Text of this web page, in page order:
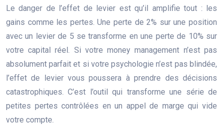
Le danger de l’effet de levier est qu’il amplifie tout : les
gains comme les pertes. Une perte de 2% sur une position
avec un levier de 5 se transforme en une perte de 10% sur
votre capital réel. Si votre money management n’est pas
absolument parfait et si votre psychologie n’est pas blindée,
l’effet de levier vous poussera à prendre des décisions
catastrophiques. C’est l’outil qui transforme une série de
petites pertes contrôlées en un appel de marge qui vide
votre compte.